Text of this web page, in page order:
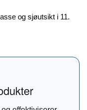
og sjøutsikt i 11.